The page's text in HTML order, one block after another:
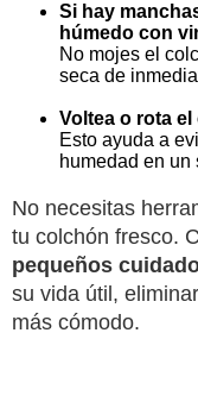
Si hay
húmedo con
No mojes el
seca de
Voltea o rota
Esto ayuda a
humedad en un
No necesitas
tu colchón fresco.
pequeños
su vida útil,
más cómodo.